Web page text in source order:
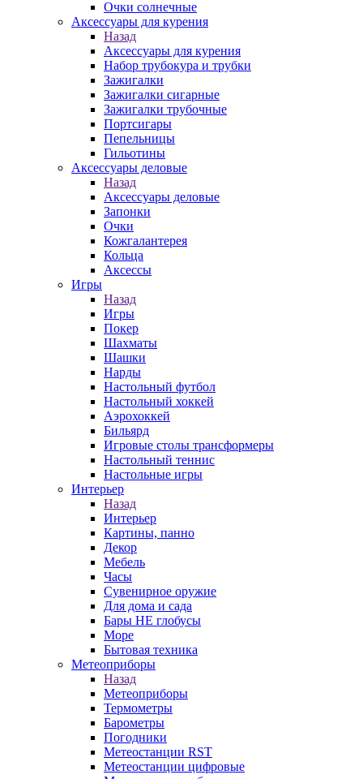
Очки солнечные
Аксессуары для курения
Назад
Аксессуары для курения
Набор трубокура и трубки
Зажигалки
Зажигалки сигарные
Зажигалки трубочные
Портсигары
Пепельницы
Гильотины
Аксессуары деловые
Назад
Аксессуары деловые
Запонки
Очки
Кожгалантерея
Кольца
Аксессы
Игры
Назад
Игры
Покер
Шахматы
Шашки
Нарды
Настольный футбол
Настольный хоккей
Аэрохоккей
Бильярд
Игровые столы трансформеры
Настольный теннис
Настольные игры
Интерьер
Назад
Интерьер
Картины, панно
Декор
Мебель
Часы
Сувенирное оружие
Для дома и сада
Бары НЕ глобусы
Море
Бытовая техника
Метеоприборы
Назад
Метеоприборы
Термометры
Барометры
Погодники
Метеостанции RST
Метеостанции цифровые